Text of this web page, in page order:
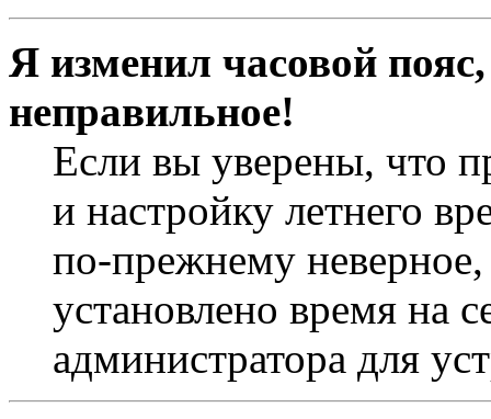
Я изменил часовой
неправильное!
Если вы уверены, что
и настройку летнего
по-прежнему неверное,
установлено время на
администратора для